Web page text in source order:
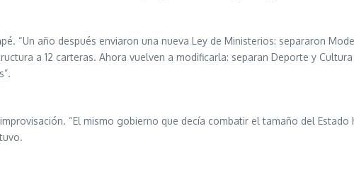
“Un año después enviaron una nueva Ley de Ministerios: separaron
a 12 carteras. Ahora vuelven a modificarla: separan Deporte y
“El mismo gobierno que decía combatir el tamaño del